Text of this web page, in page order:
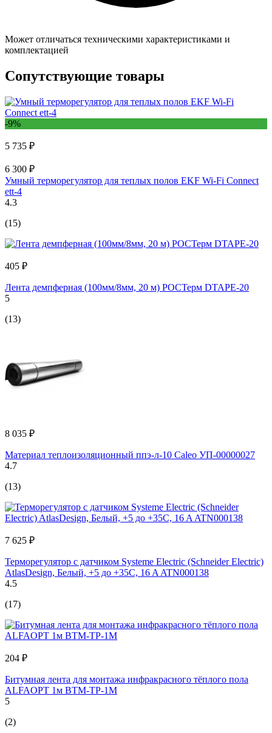
Может отличаться техническими характеристиками и
комплектацией
Сопутствующие товары
-9%
5 735 ₽
6 300 ₽
Умный терморегулятор для теплых полов EKF Wi-Fi Connect
ett-4
4.3
(15)
405 ₽
Лента демпферная (100мм/8мм, 20 м) РОСТерм DTAPE-20
5
(13)
8 035 ₽
Материал теплоизоляционный ппэ-л-10 Caleo УП-00000027
4.7
(13)
7 625 ₽
Терморегулятор с датчиком Systeme Electric (Schneider Electric)
AtlasDesign, Белый, +5 до +35C, 16 A ATN000138
4.5
(17)
204 ₽
Битумная лента для монтажа инфракрасного тёплого пола
ALFAOPT 1м BTM-TP-1M
5
(2)